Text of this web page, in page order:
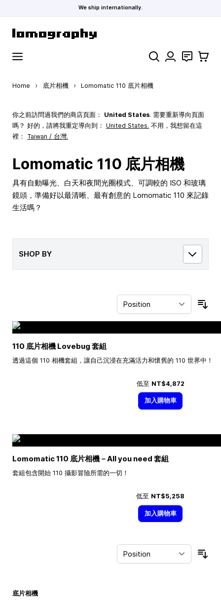
We ship internationally.
Search 聯絡 購物車
Home › 底片相機 › Lomomatic 110 底片相機
你之前訪問過我們的商店頁面： United States. 需要重新導向頁面
嗎？ 好的，請將我重定導向到： United States. 不用，我想留在這
裡： Taiwan / 台灣.
Lomomatic 110 底片相機
具有自動曝光、白天和夜間光圈模式、可調較的 ISO 和玻璃
鏡頭，準備好以最清晰、最有創意的 Lomomatic 110 來記錄
生活嗎？
SHOP BY
110 底片相機 Lovebug 套組
透過這個 110 相機套組，讓自己沉浸在充滿活力和懷舊的 110 世界中！
低至 NT$4,872
加入購物車
Lomomatic 110 底片相機－All you need 套組
套組包含開始 110 攝影冒險所需的一切！
低至 NT$5,258
加入購物車
底片相機